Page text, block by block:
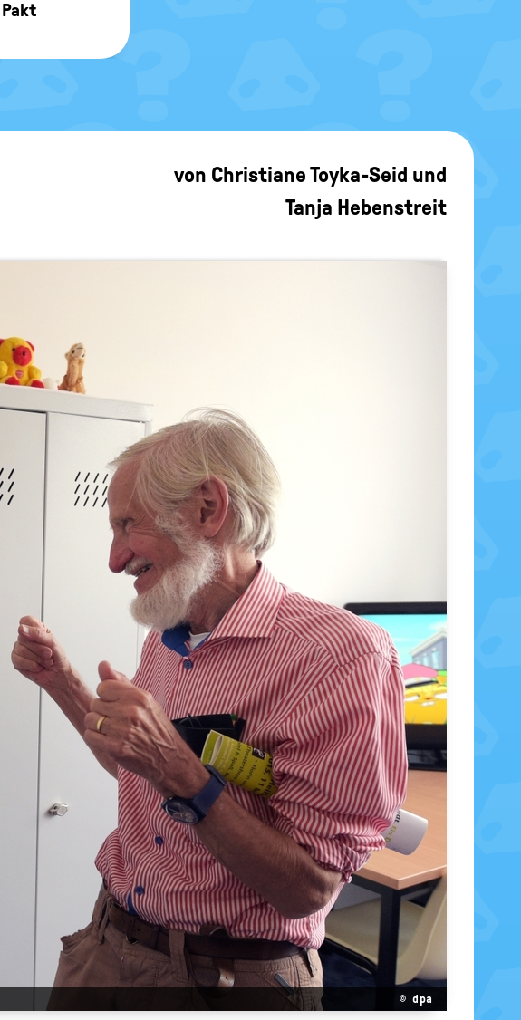
von Christiane Toyka-Seid und
Tanja Hebenstreit
© dpa